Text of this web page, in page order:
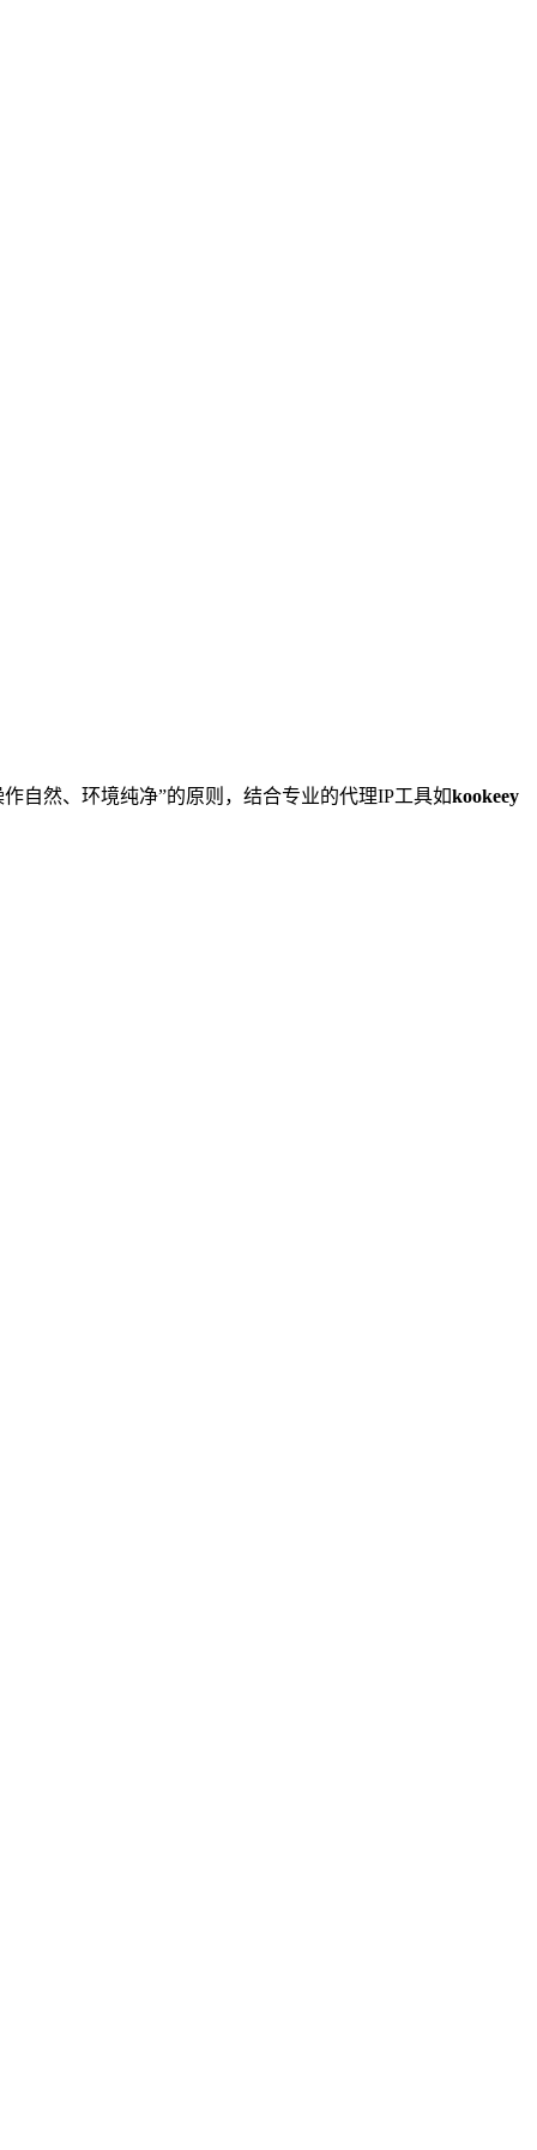
自然、环境纯净”的原则，结合专业的代理IP工具如kookeey